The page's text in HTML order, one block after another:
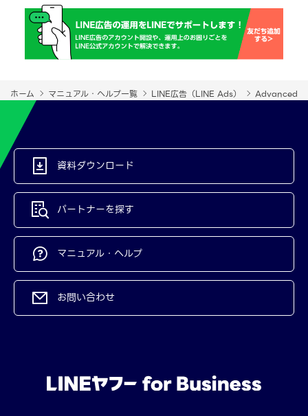
ホーム マニュアル・ヘルプ一覧 LINE広告（LINE Ads） Advanced
資料ダウンロード
パートナーを探す
マニュアル・ヘルプ
お問い合わせ